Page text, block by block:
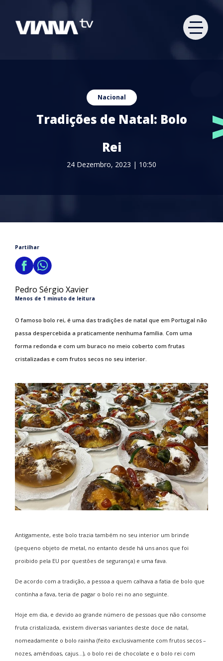
Nacional
Tradições de Natal: Bolo
Rei
24 Dezembro, 2023 | 10:50
Partilhar
Pedro Sérgio Xavier
Menos de 1 minuto de leitura
O famoso bolo rei, é uma das tradições de natal que em Portugal não
passa despercebida a praticamente nenhuma família. Com uma
forma redonda e com um buraco no meio coberto com frutas
cristalizadas e com frutos secos no seu interior.
Antigamente, este bolo trazia também no seu interior um brinde
(pequeno objeto de metal, no entanto desde há uns anos que foi
proibido pela EU por questões de segurança) e uma fava.
De acordo com a tradição, a pessoa a quem calhava a fatia de bolo que
continha a fava, teria de pagar o bolo rei no ano seguinte.
Hoje em dia, e devido ao grande número de pessoas que não consome
fruta cristalizada, existem diversas variantes deste doce de natal,
nomeadamente o bolo rainha (feito exclusivamente com frutos secos –
nozes, amêndoas, cajus…), o bolo rei de chocolate e o bolo rei com